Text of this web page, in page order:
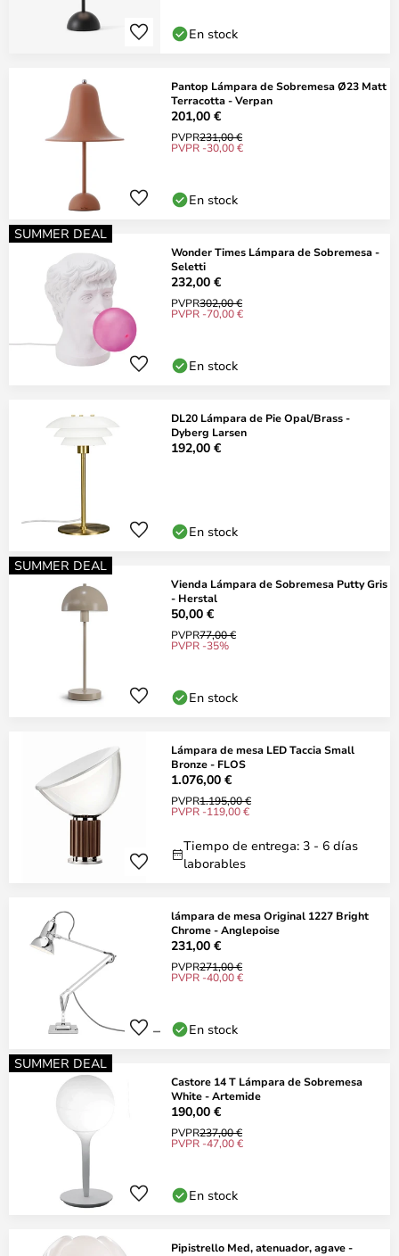
En stock
Pantop Lámpara de Sobremesa Ø23 Matt
Terracotta - Verpan
201,00 €
PVPR231,00 €
PVPR -30,00 €
En stock
SUMMER DEAL
Wonder Times Lámpara de Sobremesa -
Seletti
232,00 €
PVPR302,00 €
PVPR -70,00 €
En stock
DL20 Lámpara de Pie Opal/Brass -
Dyberg Larsen
192,00 €
En stock
SUMMER DEAL
Vienda Lámpara de Sobremesa Putty Gris
- Herstal
50,00 €
PVPR77,00 €
PVPR -35%
En stock
Lámpara de mesa LED Taccia Small
Bronze - FLOS
1.076,00 €
PVPR1.195,00 €
PVPR -119,00 €
Tiempo de entrega: 3 - 6 días
laborables
lámpara de mesa Original 1227 Bright
Chrome - Anglepoise
231,00 €
PVPR271,00 €
PVPR -40,00 €
En stock
SUMMER DEAL
Castore 14 T Lámpara de Sobremesa
White - Artemide
190,00 €
PVPR237,00 €
PVPR -47,00 €
En stock
Pipistrello Med, atenuador, agave -